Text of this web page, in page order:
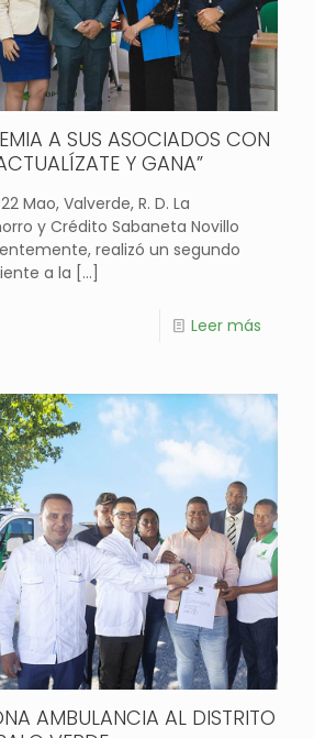
A SUS ASOCIADOS CON
Y GANA”
Mao, Valverde, R. D. La
y Crédito Sabaneta Novillo
realizó un segundo
a la […]
Leer más
AMBULANCIA AL DISTRITO